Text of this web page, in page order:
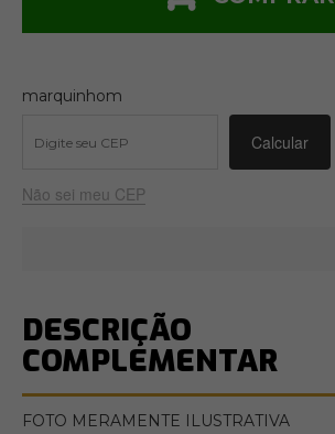
marquinhom
Não sei meu CEP
DESCRIÇÃO
COMPLEMENTAR
FOTO MERAMENTE ILUSTRATIVA